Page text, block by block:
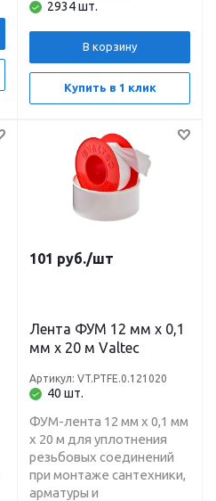
2934 шт.
В корзину
Купить в 1 клик
101 руб./шт
Лента ФУМ 12 мм х 0,1
мм х 20 м Valtec
40 шт.
Артикул: VT.PTFE.0.121020
ФУМ-лента 12 мм х 0,1 мм
х 20 м для уплотнения
резьбовых соединений
при монтаже сантехники,
арматуры и